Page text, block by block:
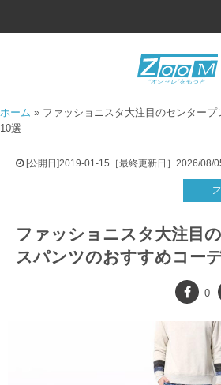
ホーム » ファッショニスタ大注目のセンター
10選
[公開日]2019-01-15［最終更新日］2026/08/
ファッショニスタ大注目
スパンツのおすすめコー
0